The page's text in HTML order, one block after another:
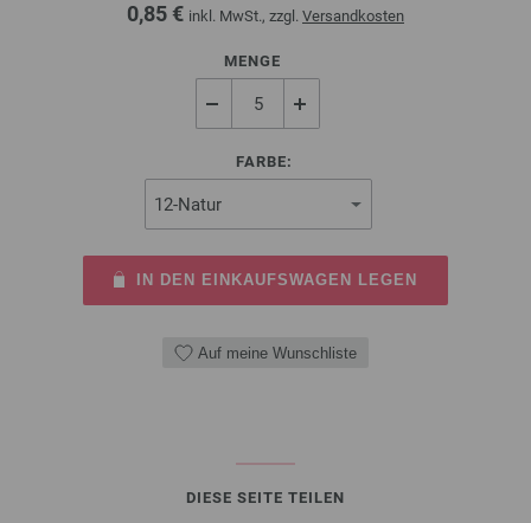
0,85 € inkl. MwSt., zzgl. Versandkosten
MENGE
FARBE:
IN DEN EINKAUFSWAGEN LEGEN
Auf meine Wunschliste
DIESE SEITE TEILEN